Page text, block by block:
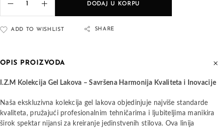
DODAJ U KORPU
ADD TO WISHLIST SHARE
OPIS PROIZVODA
I.Z.M Kolekcija Gel Lakova – Savršena Harmonija Kvaliteta i Inovacije
Naša ekskluzivna kolekcija gel lakova objedinjuje najviše standarde
kvaliteta, pružajući profesionalnim tehničarima i ljubiteljima manikira
širok spektar nijansi za kreiranje jedinstvenih stilova. Ova linija